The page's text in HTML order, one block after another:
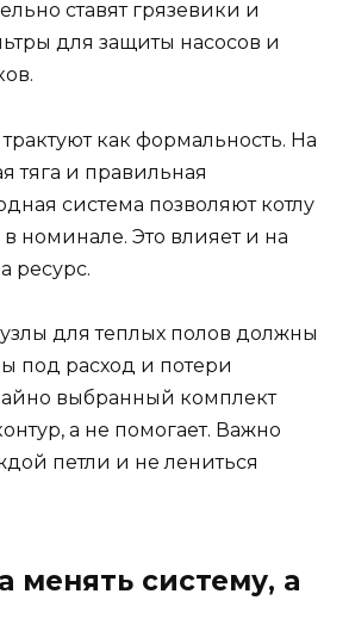
ставят грязевики и
для защиты насосов и
как формальность. На
тяга и правильная
система позволяют котлу
в номинале. Это влияет и на
ресурс.
для теплых полов должны
под расход и потери
выбранный комплект
а не помогает. Важно
петли и не лениться
менять систему, а